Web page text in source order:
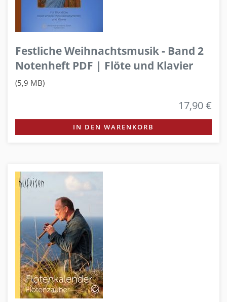
Festliche Weihnachtsmusik - Band 2
Notenheft PDF | Flöte und Klavier
(5,9 MB)
17,90 €
IN DEN WARENKORB